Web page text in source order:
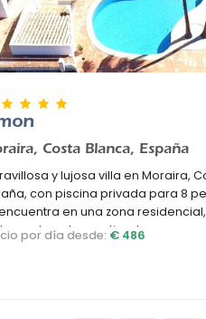
Costa Blanca, España
y lujosa villa en Moraira,
con piscina privada para 8
en una zona
y bares, tiendas y
por día desde: € 486